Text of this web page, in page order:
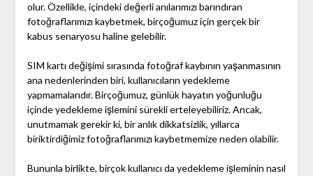
olur. Özellikle, içindeki değerli anılarımızı barındıran
fotoğraflarımızı kaybetmek, birçoğumuz için gerçek bir
kabus senaryosu haline gelebilir.
SIM kartı değişimi sırasında fotoğraf kaybının yaşanmasının
ana nedenlerinden biri, kullanıcıların yedekleme
yapmamalarıdır. Birçoğumuz, günlük hayatın yoğunluğu
içinde yedekleme işlemini sürekli erteleyebiliriz. Ancak,
unutmamak gerekir ki, bir anlık dikkatsizlik, yıllarca
biriktirdiğimiz fotoğraflarımızı kaybetmemize neden olabilir.
Bununla birlikte, birçok kullanıcı da yedekleme işleminin nasıl